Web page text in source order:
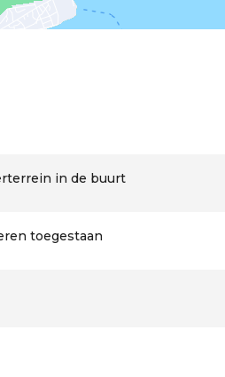
in de buurt
toegestaan